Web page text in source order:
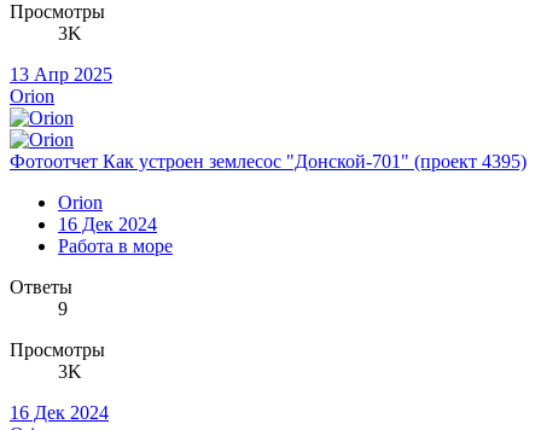
Просмотры
3K
13 Апр 2025
Orion
Фотоотчет Как устроен землесос "Донской-701" (проект 4395)
Orion
16 Дек 2024
Работа в море
Ответы
9
Просмотры
3K
16 Дек 2024